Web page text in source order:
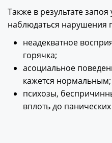
Также в результате запоя
наблюдаться нарушения
неадекватное
горячка;
асоциальное
кажется нормальным;
психозы,
вплоть до панических